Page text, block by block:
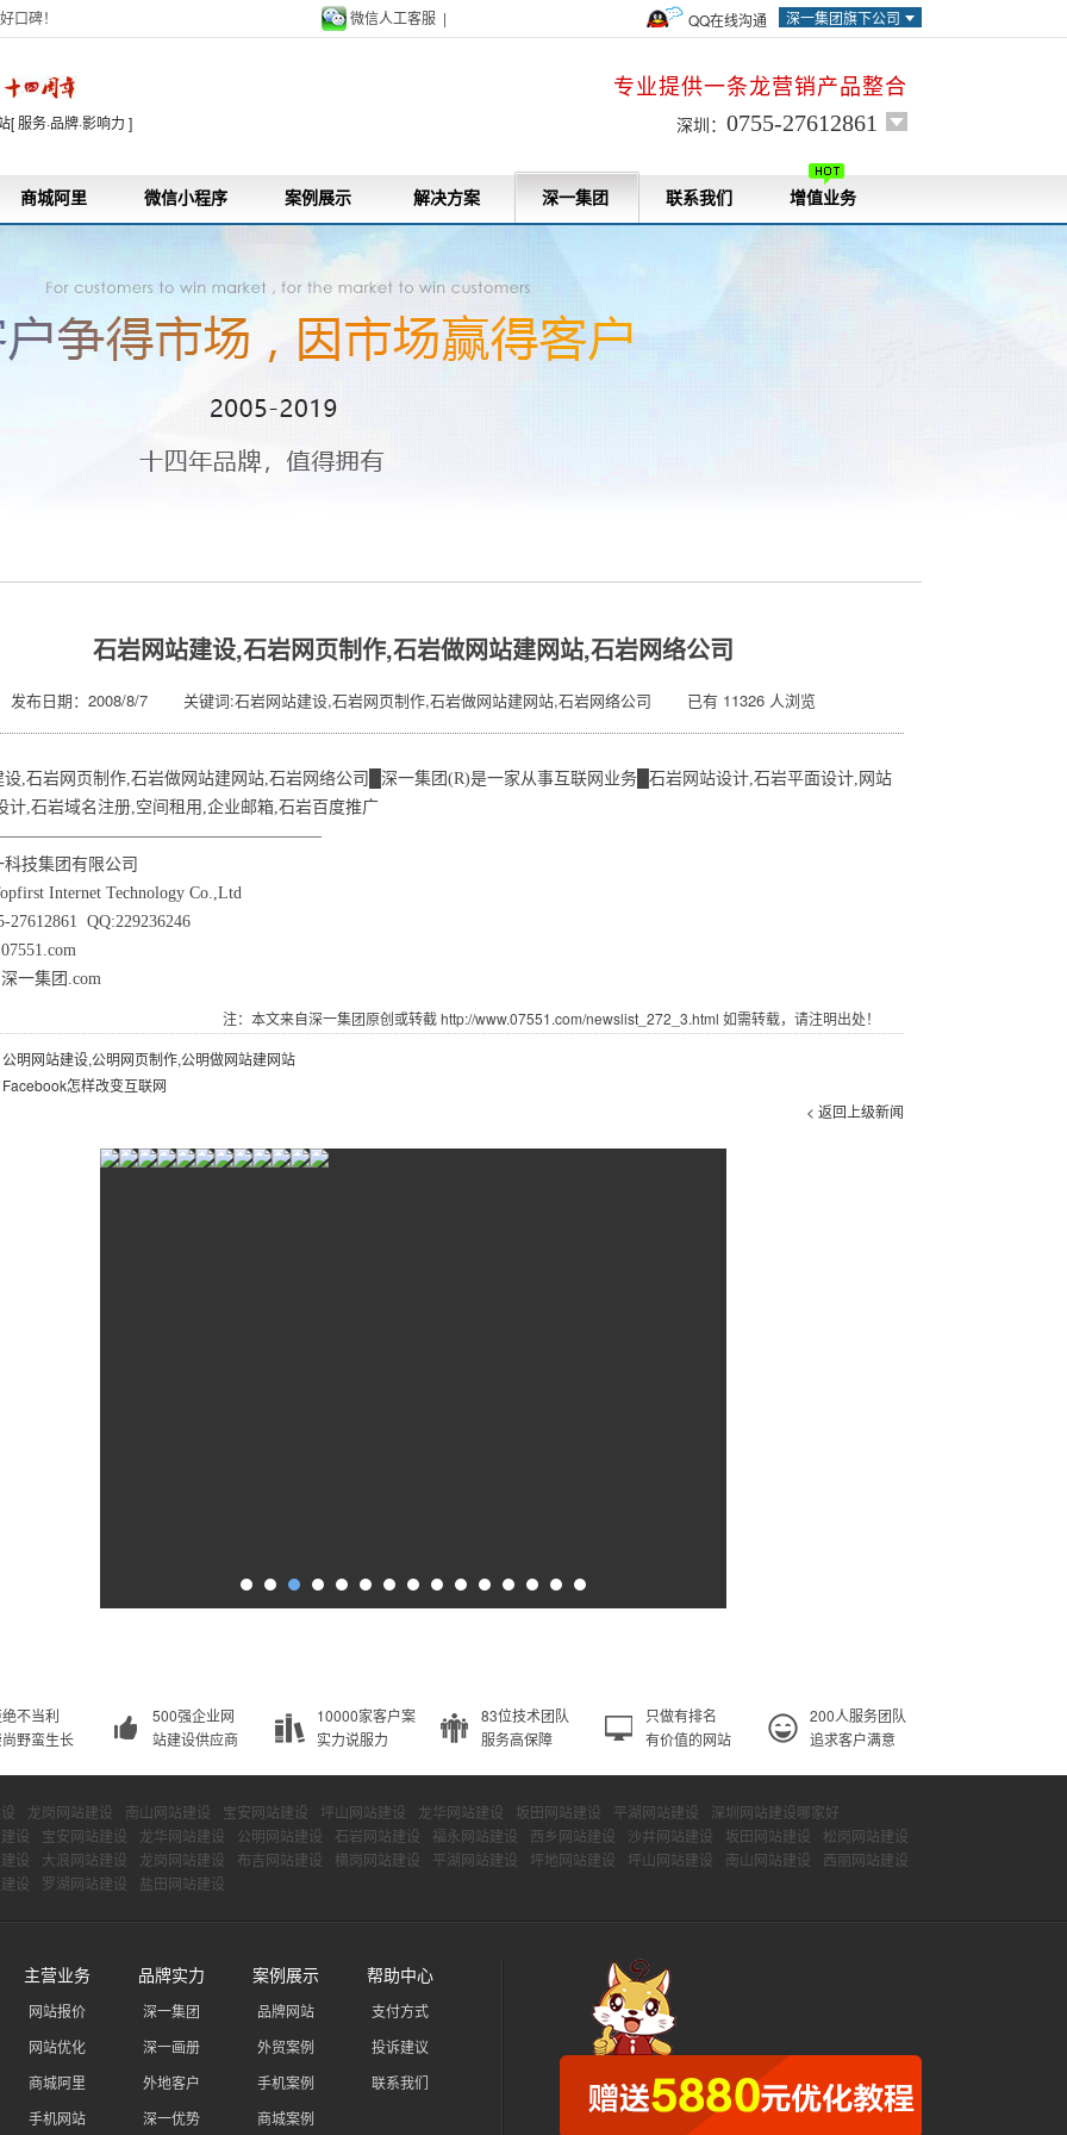
口碑！ 深一集团旗下公司
微信人工客服 | QQ在线沟通
[ 服务·品牌·影响力 ]
专业提供一条龙营销产品整合
深圳： 0755-27612861
商城阿里 微信小程序 案例展示 解决方案 深一集团 联系我们 增值业务
石岩网站建设,石岩网页制作,石岩做网站建网站,石岩网络公司
发布日期：2008/8/7 关键词:石岩网站建设,石岩网页制作,石岩做网站建网站,石岩网络公司 已有 11326 人浏览
设,石岩网页制作,石岩做网站建网站,石岩网络公司█深一集团(R)是一家从事互联网业务█ 石岩网站设计,石岩平面设计,网站
计,石岩域名注册,空间租用,企业邮箱,石岩百度推广
技集团有限公司
Internet Technology Co.,Ltd
27612861 QQ:229236246
一集团.com
注：本文来自深一集团原创或转截 http://www.07551.com/newslist_272_3.html 如需转载，请注明出处！
公明网站建设,公明网页制作,公明做网站建网站
Facebook怎样改变互联网
< 返回上级新闻
不当利
野蛮生长
500强企业网
站建设供应商
10000家客户案
实力说服力
83位技术团队
服务高保障
只做有排名
有价值的网站
200人服务团队
追求客户满意
龙岗网站建设 南山网站建设 宝安网站建设 坪山网站建设 龙华网站建设 坂田网站建设 平湖网站建设
深圳网站建设哪家好
设
宝安网站建设 龙华网站建设 公明网站建设 石岩网站建设 福永网站建设 西乡网站建设 沙井网站建设 坂田网站建设
松岗网站建设
设
大浪网站建设 龙岗网站建设 布吉网站建设 横岗网站建设 平湖网站建设 坪地网站建设 坪山网站建设 南山网站建设
西丽网站建设
设
罗湖网站建设 盐田网站建设
主营业务
网站报价
网站优化
商城阿里
手机网站
品牌实力
深一集团
深一画册
外地客户
深一优势
案例展示
品牌网站
外贸案例
手机案例
商城案例
帮助中心
支付方式
投诉建议
联系我们